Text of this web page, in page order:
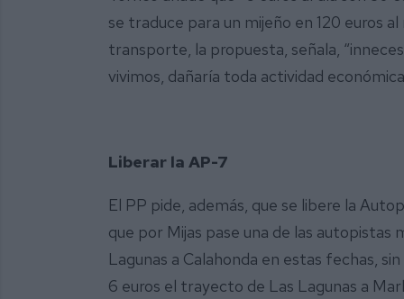
se traduce para un mijeño en 120 euros
transporte, la propuesta, señala,
vivimos, dañaría toda actividad
Liberar la AP-7
El PP pide, además, que se libere la
que por Mijas pase una de las autopistas
Lagunas a Calahonda en estas fechas,
6 euros el trayecto de Las Lagunas a